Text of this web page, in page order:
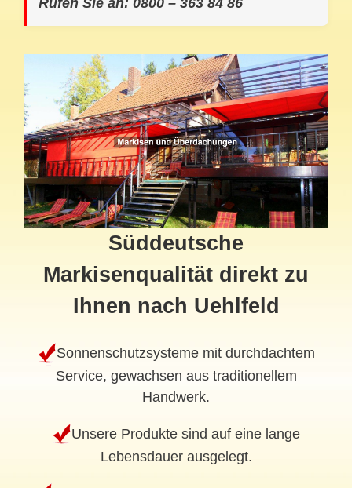
Rufen Sie an: 0800 – 363 84 86
Süddeutsche
Markisenqualität direkt zu
Ihnen nach Uehlfeld
Sonnenschutzsysteme mit durchdachtem
Service, gewachsen aus traditionellem
Handwerk.
Unsere Produkte sind auf eine lange
Lebensdauer ausgelegt.